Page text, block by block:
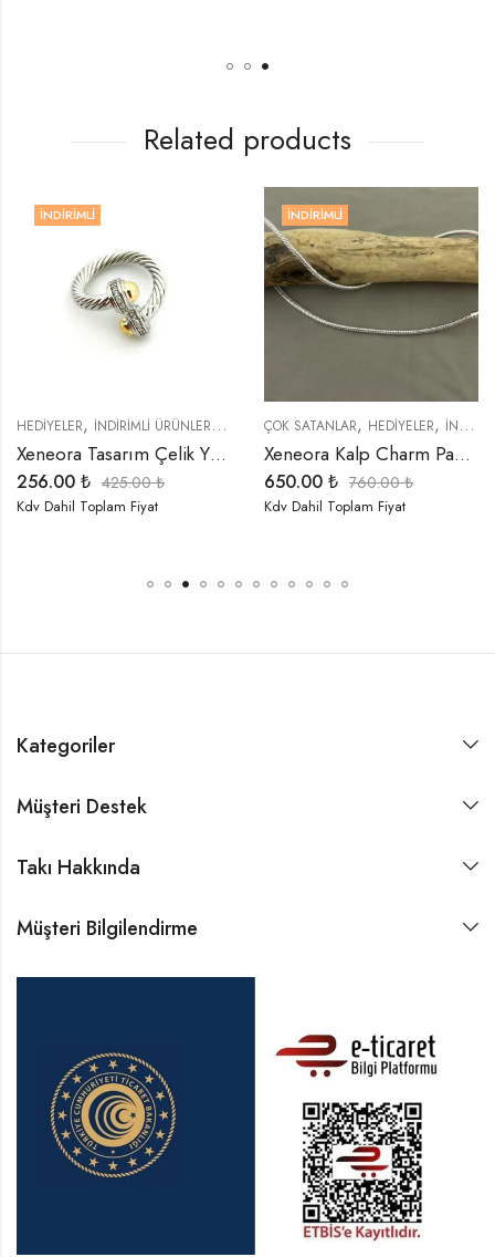
Related products
YENI GELENLER
,ÖZEL SERİLER,TREND ÜRÜNLER,YENI GELENLER,YÜZÜKLER
İNDIRIMLI
HEDIYELER, İNDIRIMLI ÜRÜNLER, ÖZEL SERİLER,TREND ÜRÜNLER,YENI
Xeneora Tasarım Çelik Yüzük
256.00 ₺ 425.00₺
Kdv Dahil Toplam Fiyat
İNDIRIMLI
ÇOK SATANLAR, HEDIYELER, İNDIRIMLI ÜRÜNLER
Xeneora Kalp Charm Pan-Dora Kolye
650.00 ₺ 760.00₺
Kdv Dahil Toplam Fiyat
Kategoriler
Müşteri Destek
Takı Hakkında
Müşteri Bilgilendirme